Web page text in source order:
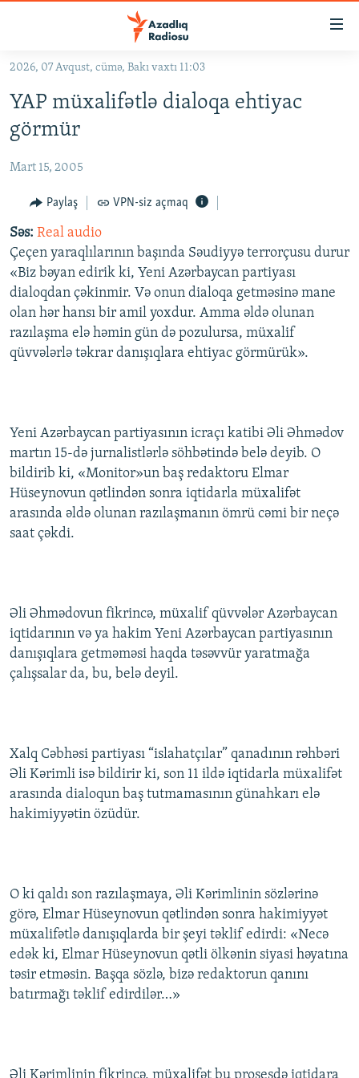
Əsas
qayıt
Əsas
naviqasiyaya
qayıt
KORRUPSIOMETR
#ƏSLINDƏ
FƏRQƏ BAX
QANUNI DOĞRU
ARAŞDIRMA
MULTIMEDIA
VIDEO
FOTOQALEREYA
RADIO ARXIV
OXU ZALI
İZ - MƏDƏNIYYƏT PROQRAMI
HAQQIMIZDA
MATERIALLARIMIZDAN ISTIFADƏ
AZADLIQRADIOSU MOBIL TELEFONUNUZDA
BIZIMLƏ ƏLAQƏ
XƏBƏR BÜLLETENLƏRIMIZ
RFE/RL-in bütün saytları
2026, 07 Avqust, cümə, Bakı vaxtı 11:03
YAP müxalifətlə dialoqa ehtiyac
görmür
Mart 15, 2005
Paylaş VPN-siz açmaq
Səs: Real audio
Çeçen yaraqlılarının başında Səudiyyə terrorçusu durur
«Biz bəyan edirik ki, Yeni Azərbaycan partiyası
dialoqdan çəkinmir. Və onun dialoqa getməsinə mane
olan hər hansı bir amil yoxdur. Amma əldə olunan
razılaşma elə həmin gün də pozulursa, müxalif
qüvvələrlə təkrar danışıqlara ehtiyac görmürük».
Yeni Azərbaycan partiyasının icraçı katibi Əli Əhmədov
martın 15-də jurnalistlərlə söhbətində belə deyib. O
bildirib ki, «Monitor»un baş redaktoru Elmar
Hüseynovun qətlindən sonra iqtidarla müxalifət
arasında əldə olunan razılaşmanın ömrü cəmi bir neçə
saat çəkdi.
Əli Əhmədovun fikrincə, müxalif qüvvələr Azərbaycan
iqtidarının və ya hakim Yeni Azərbaycan partiyasının
danışıqlara getməməsi haqda təsəvvür yaratmağa
çalışsalar da, bu, belə deyil.
Xalq Cəbhəsi partiyası “islahatçılar” qanadının rəhbəri
Əli Kərimli isə bildirir ki, son 11 ildə iqtidarla müxalifət
arasında dialoqun baş tutmamasının günahkarı elə
hakimiyyətin özüdür.
O ki qaldı son razılaşmaya, Əli Kərimlinin sözlərinə
görə, Elmar Hüseynovun qətlindən sonra hakimiyyət
müxalifətlə danışıqlarda bir şeyi təklif edirdi: «Necə
edək ki, Elmar Hüseynovun qətli ölkənin siyasi həyatına
təsir etməsin. Başqa sözlə, bizə redaktorun qanını
batırmağı təklif edirdilər…»